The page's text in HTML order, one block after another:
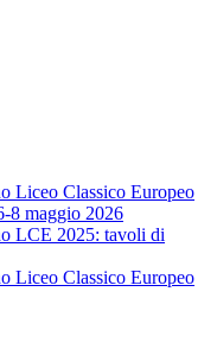
Liceo Classico Europeo
8 maggio 2026
LCE 2025: tavoli di
Liceo Classico Europeo